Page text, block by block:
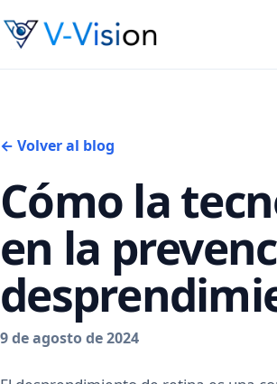
← Volver al blog
Cómo la
en la
9 de agosto de 2024